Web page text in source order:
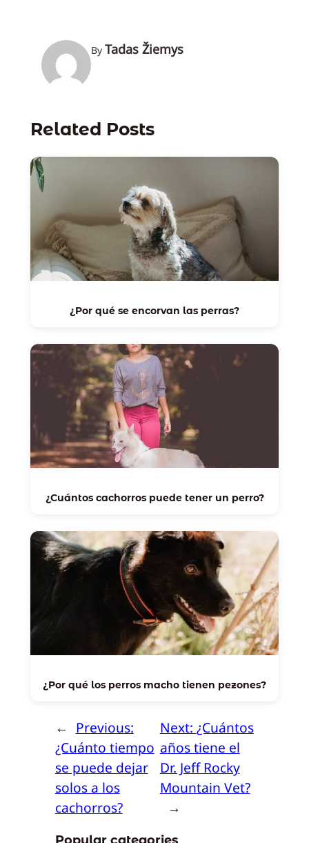
By Tadas Žiemys
Related Posts
¿Por qué se encorvan las perras?
¿Cuántos cachorros puede tener un perro?
¿Por qué los perros macho tienen pezones?
← Previous:
¿Cuánto tiempo
se puede dejar
solos a los
cachorros?
Next: ¿Cuántos
años tiene el
Dr. Jeff Rocky
Mountain Vet?
→
Popular categories